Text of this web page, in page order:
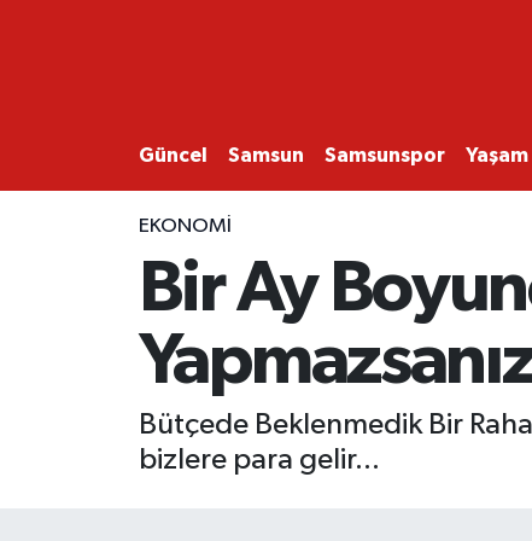
Güncel Samsun Samsunspor Yaşam
EKONOMİ
Bir Ay
Bütçede Beklenmedik Bir
bizlere para gelir...
SAMSUN
SAMSUNSPOR
EKONOMİ
YAŞAM